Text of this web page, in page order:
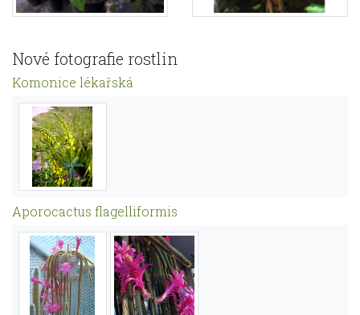
Nové fotografie rostlin
Komonice lékařská
Aporocactus flagelliformis